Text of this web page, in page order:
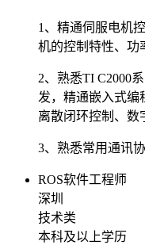
1、精通伺服电机
机的控制特性、功
2、熟悉TI C2000
发，精通嵌入式编
离散闭环控制、数
3、熟悉常用通讯
ROS软件工程师
深圳
技术类
本科及以上学历